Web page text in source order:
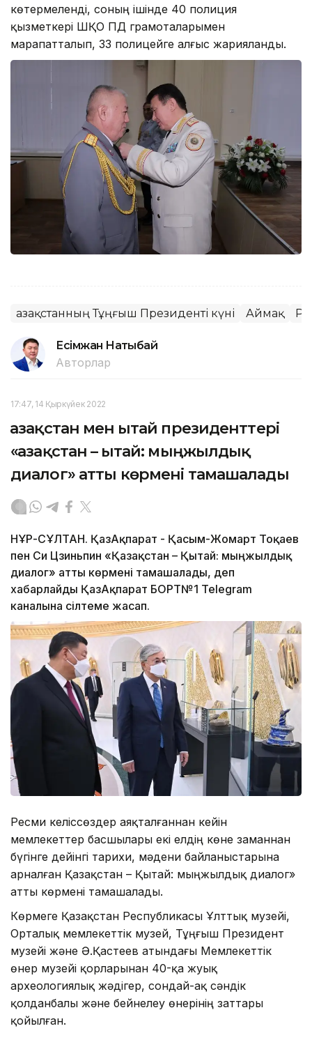
көтермеленді, соның ішінде 40 полиция
қызметкері ШҚО ПД грамоталарымен
марапатталып, 33 полицейге алғыс жарияланды.
Қазақстанның Тұңғыш Президенті күні Аймақ ҚР
Есімжан Нақтыбай
Авторлар
17:47, 14 Қыркүйек 2022
Қазақстан мен Қытай президенттері
«Қазақстан – Қытай: мыңжылдық
диалог» атты көрмені тамашалады
НҰР-СҰЛТАН. ҚазАқпарат - Қасым-Жомарт Тоқаев
пен Си Цзиньпин «Қазақстан – Қытай: мыңжылдық
диалог» атты көрмені тамашалады, деп
хабарлайды ҚазАқпарат БОРТ№1 Telegram
каналына сілтеме жасап.
Ресми келіссөздер аяқталғаннан кейін
мемлекеттер басшылары екі елдің көне заманнан
бүгінге дейінгі тарихи, мәдени байланыстарына
арналған Қазақстан – Қытай: мыңжылдық диалог»
атты көрмені тамашалады.
Көрмеге Қазақстан Республикасы Ұлттық музейі,
Орталық мемлекеттік музей, Тұңғыш Президент
музейі және Ә.Қастеев атындағы Мемлекеттік
өнер музейі қорларынан 40-қа жуық
археологиялық жәдігер, сондай-ақ сәндік
қолданбалы және бейнелеу өнерінің заттары
қойылған.